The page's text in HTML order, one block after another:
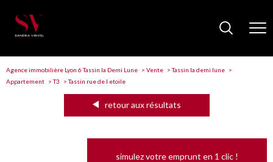
Agence immobilière Lyon 6 Tassin la Demi Lune Vente
Tassin la demi lune
Appartement
T3 Tassin rue de l etoile
retour aux résultats
simulez votre emprunt en 1 clic !